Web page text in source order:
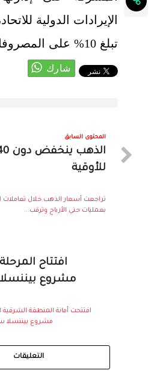
الإيرادات الدولية
تبلغ 10% على المصروفات اللوجستية.
المحتوى السابق
للأوقية
تراجعت أسعار الذهب خلال تعاملات
بعمليات جني الأرباح وترقب...
افتتاح
مشروع
افتتحت أمانة المنطقة الشرقية
مشروع بيننسلا
التعليقات